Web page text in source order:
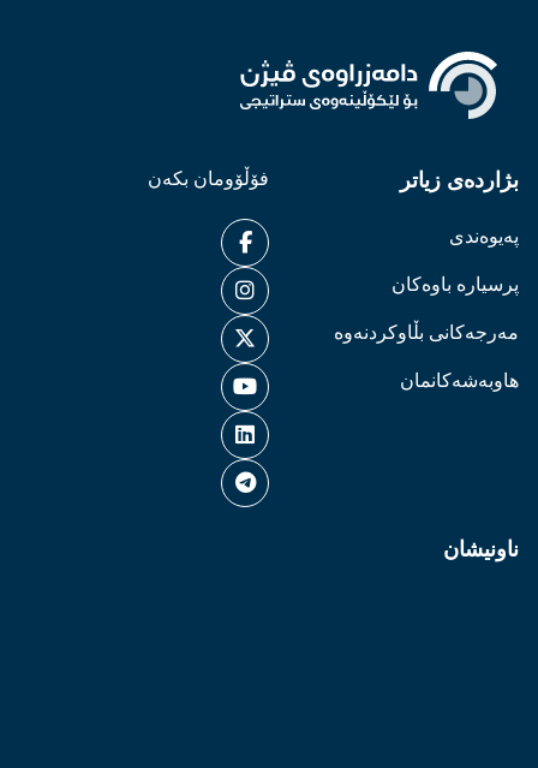
بژاردەی زیاتر
پەیوەندی
پرسیارە باوەکان
مەرجەکانی بڵاوکردنەوە
هاوبەشەکانمان
فۆڵۆومان بکەن
ناونیشان